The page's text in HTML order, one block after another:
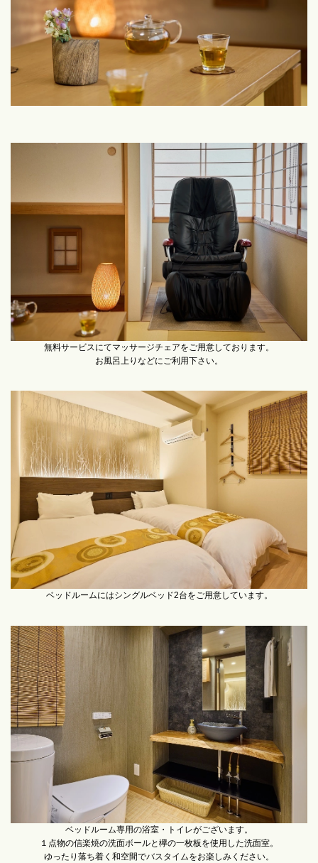
無料サービスにてマッサージチェアをご用意しております。
お風呂上りなどにご利用下さい。
ベッドルームにはシングルベッド2台をご用意しています。
ベッドルーム専用の浴室・トイレがございます。
１点物の信楽焼の洗面ボールと欅の一枚板を使用した洗面室。
ゆったり落ち着く和空間でバスタイムをお楽しみください。